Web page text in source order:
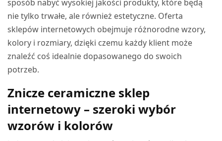
sposób nabyć wysokiej jakości produkty, które będą
nie tylko trwałe, ale również estetyczne. Oferta
sklepów internetowych obejmuje różnorodne wzory,
kolory i rozmiary, dzięki czemu każdy klient może
znaleźć coś idealnie dopasowanego do swoich
potrzeb.
Znicze ceramiczne sklep
internetowy – szeroki wybór
wzorów i kolorów